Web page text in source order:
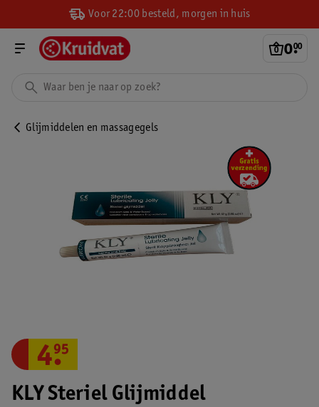
Voor 22:00 besteld, morgen in huis
0.
00
Glijmiddelen en massagegels
KLY Steriel Glijmiddel
4.
95